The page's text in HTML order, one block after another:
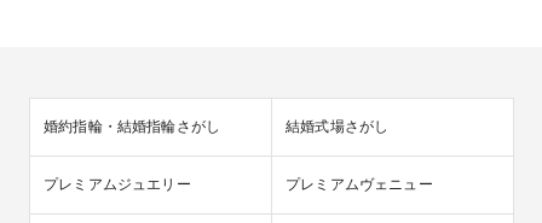
婚約指輪・結婚指輪さがし 結婚式場さがし
プレミアムジュエリー プレミアムヴェニュー